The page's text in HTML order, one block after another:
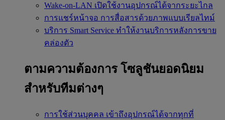
Wake-on-LAN เปิดใช้งานอุปกรณ์ได้จากระยะไกล
การแชร์หน้าจอ การสื่อสารด้วยภาพแบบเรียลไทม์
บริการ Smart Service ทำให้งานบริการหลังการขาย
คล่องตัว
ตามความต้องการ โซลูชันยอดนิยม
สำหรับทีมต่างๆ
การใช้ส่วนบุคคล เข้าถึงอุปกรณ์ได้จากทุกที่